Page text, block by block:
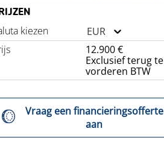
kiezen
EUR
12.900 €
Exclusief terug te
vorderen BTW
Vraag een financieringsofferte
aan